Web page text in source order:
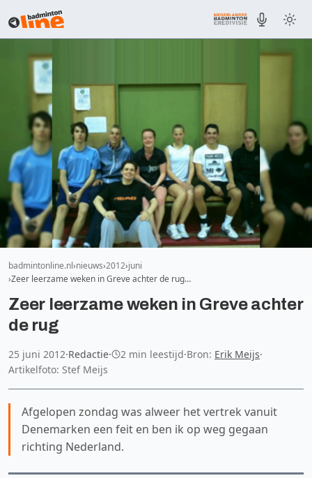
badmintonline.nl nieuws 2012 juni
Zeer leerzame weken in Greve achter de rug…
Zeer leerzame weken in Greve achter
de rug
25 juni 2012·Redactie· 2 min leestijd·Bron: Erik Meijs·
Artikelfoto: Stef Meijs
Afgelopen zondag was alweer het vertrek vanuit
Denemarken een feit en ben ik op weg gegaan
richting Nederland.